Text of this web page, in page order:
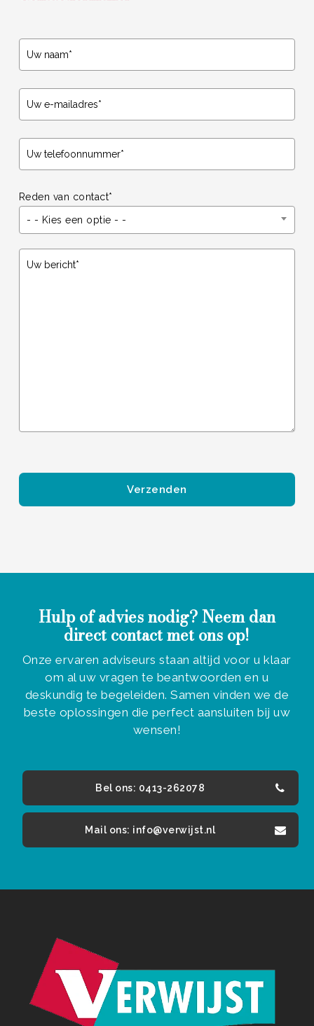
Reden van contact*
- - Kies een optie - -
Hulp of advies nodig? Neem dan
direct contact met ons op!
Onze ervaren adviseurs staan altijd voor u klaar
om al uw vragen te beantwoorden en u
deskundig te begeleiden. Samen vinden we de
beste oplossingen die perfect aansluiten bij uw
wensen!
Bel ons: 0413-262078
Mail ons: info@verwijst.nl